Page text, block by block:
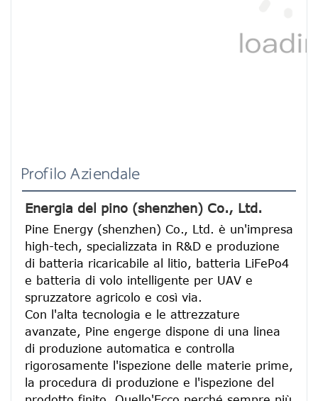
Profilo Aziendale
Energia del pino (shenzhen) Co., Ltd.
Pine Energy (shenzhen) Co., Ltd. è un'impresa
high-tech, specializzata in R&D e produzione
di batteria ricaricabile al litio, batteria LiFePo4
e batteria di volo intelligente per UAV e
spruzzatore agricolo e così via.
Con l'alta tecnologia e le attrezzature
avanzate, Pine engerge dispone di una linea
di produzione automatica e controlla
rigorosamente l'ispezione delle materie prime,
la procedura di produzione e l'ispezione del